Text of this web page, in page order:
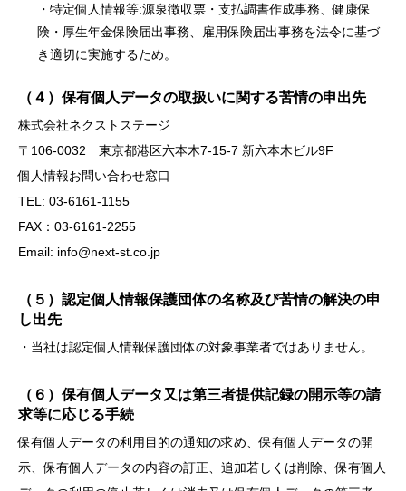
・特定個人情報等:源泉徴収票・支払調書作成事務、健康保
険・厚生年金保険届出事務、雇用保険届出事務を法令に基づ
き適切に実施するため。
（４）保有個人データの取扱いに関する苦情の申出先
株式会社ネクストステージ
〒106-0032 東京都港区六本木7-15-7 新六本木ビル9F
個人情報お問い合わせ窓口
TEL: 03-6161-1155
FAX：03-6161-2255
Email: info@next-st.co.jp
（５）認定個人情報保護団体の名称及び苦情の解決の申
し出先
・当社は認定個人情報保護団体の対象事業者ではありません。
（６）保有個人データ又は第三者提供記録の開示等の請
求等に応じる手続
保有個人データの利用目的の通知の求め、保有個人データの開
示、保有個人データの内容の訂正、追加若しくは削除、保有個人